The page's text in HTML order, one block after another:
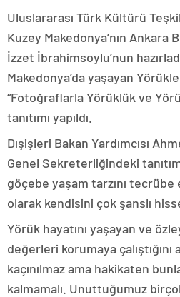
Uluslararası Türk Kültürü
Kuzey Makedonya’nın
İzzet İbrahimsoylu’nun
Makedonya’da yaşayan
“Fotoğraflarla Yörüklük ve
tanıtımı yapıldı.
Dışişleri Bakan Yardımcısı
Genel Sekreterliğindeki
göçebe yaşam tarzını
olarak kendisini çok şanslı
Yörük hayatını yaşayan ve
değerleri korumaya çalıştığını
kaçınılmaz ama hakikaten
kalmamalı. Unuttuğumuz